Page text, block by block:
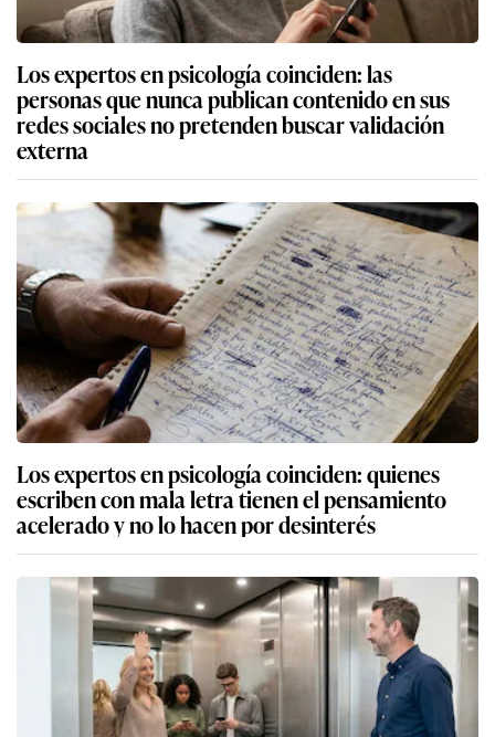
Los expertos en psicología coinciden: las
personas que nunca publican contenido en sus
redes sociales no pretenden buscar validación
externa
Los expertos en psicología coinciden: quienes
escriben con mala letra tienen el pensamiento
acelerado y no lo hacen por desinterés